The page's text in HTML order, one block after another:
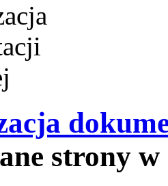
strony